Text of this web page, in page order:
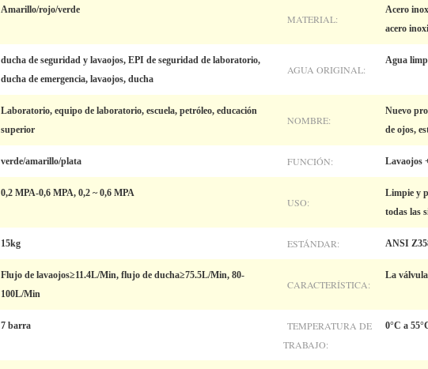
Amarillo/rojo/verde
MATERIAL:
Acero
acero
ducha de seguridad y lavaojos, EPI de seguridad de laboratorio,
ducha de emergencia, lavaojos, ducha
AGUA ORIGINAL:
Agua
Laboratorio, equipo de laboratorio, escuela, petróleo, educación
superior
NOMBRE:
Nuevo
de ojos,
verde/amarillo/plata FUNCIÓN: Lavaojos
0,2 MPA-0,6 MPA, 0,2 ~ 0,6 MPA
USO:
Limpie y
todas las
15kg ESTÁNDAR: ANSI
Flujo de lavaojos≥11.4L/Min, flujo de ducha≥75.5L/Min, 80-
100L/Min
CARACTERÍSTICA:
La
7 barra
TEMPERATURA DE
TRABAJO:
0°C a